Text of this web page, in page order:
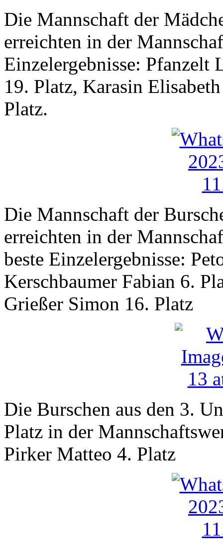
Die Mannschaft der
erreichten in der
Einzelergebnisse: Pfanzelt
19. Platz, Karasin
Platz.
Die Mannschaft der
erreichten in der
beste Einzelergebnisse:
Kerschbaumer Fabian 6.
Grießer Simon 16. Platz
Die Burschen aus den 3.
Platz in der
Pirker Matteo 4. Platz